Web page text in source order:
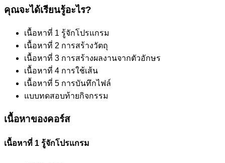
คุณจะได้เรียนรู้อะไร?
เนื้อหาที่ 1 รู้จักโปรแกรม
เนื้อหาที่ 2 การสร้างวัตถุ
เนื้อหาที่ 3 การสร้างผลงานจากตัวอักษร
เนื้อหาที่ 4 การใช้เส้น
เนื้อหาที่ 5 การบันทึกไฟล์
แบบทดสอบท้ายกิจกรรม
เนื้อหาของคอร์ส
เนื้อหาที่ 1 รู้จักโปรแกรม